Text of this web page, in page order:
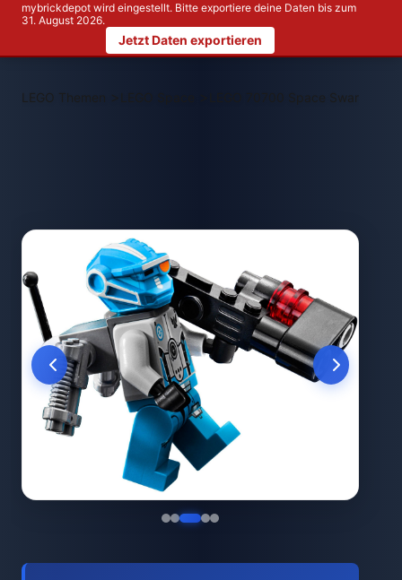
mybrickdepot wird eingestellt. Bitte exportiere deine Daten bis zum
31. August 2026.
Jetzt Daten exportieren
LEGO Themen > LEGO 70700 Space Swarmer